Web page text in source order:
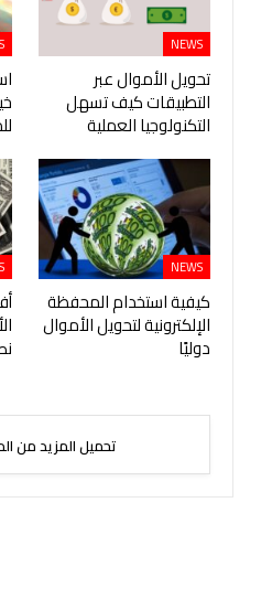
NEWS
تحويل الأموال عبر
التطبيقات كيف تسهل
التكنولوجيا العملية
NEWS
كيفية استخدام المحفظة
الإلكترونية لتحويل الأموال
دوليًا
تحميل المزيد من